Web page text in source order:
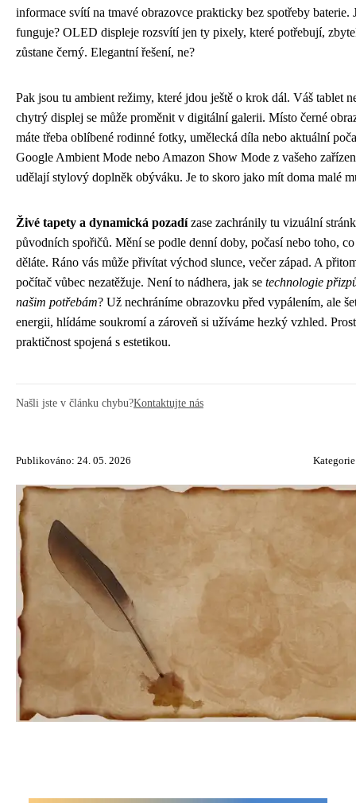
informace svítí na tmavé obrazovce prakticky bez spotřeby baterie.
funguje? OLED displeje rozsvítí jen ty pixely, které potřebují,
zůstane černý. Elegantní řešení, ne?
Pak jsou tu ambient režimy, které jdou ještě o krok dál. Váš tablet
chytrý displej se může proměnit v digitální galerii. Místo černé
máte třeba oblíbené rodinné fotky, umělecká díla nebo aktuální
Google Ambient Mode nebo Amazon Show Mode z vašeho
udělají stylový doplněk obýváku. Je to skoro jako mít doma malé
Živé tapety a dynamická pozadízase zachránily tu vizuální
původních spořičů. Mění se podle denní doby, počasí nebo toho,
děláte. Ráno vás může přivítat východ slunce, večer západ. A
počítač vůbec nezatěžuje. Není to nádhera, jak se technologie
našim potřebám? Už nechráníme obrazovku před vypálením, ale
energii, hlídáme soukromí a zároveň si užíváme hezký vzhled.
praktičnost spojená s estetikou.
Našli jste v článku chybu?Kontaktujte nás
Publikováno: 24. 05. 2026